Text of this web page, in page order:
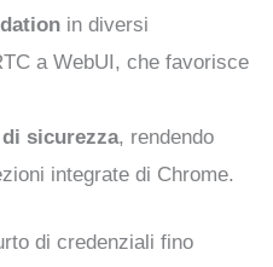
in diversi
a WebUI, che favorisce
sicurezza, rendendo
integrate di Chrome.
di credenziali fino